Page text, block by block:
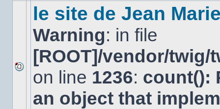
sujet.
Aucun
nouveau
message
non-
le site de Jean
Warning: in file
[ROOT]/vendor/
on line 1236: count():
an object that